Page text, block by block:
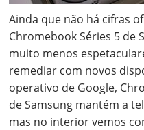
Ainda que não há cifras
Chromebook Séries 5 de
muito menos
remediar com novos
operativo de Google,
de Samsung mantém a
mas no interior vemos